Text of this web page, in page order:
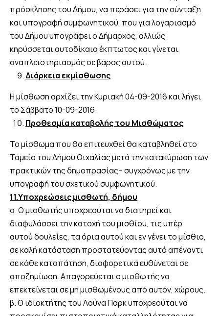
πρόσκλησης του Δήμου, να περάσει για την σύνταξη
και υπογραφή συμφωνητικού, που για λογαριασμό
του Δήμου υπογράφει ο Δήμαρχος, αλλιώς
κηρύσσεται αυτοδίκαια έκπτωτος και γίνεται
αναπλειστηριασμός σε βάρος αυτού.
Διάρκεια εκμίσθωσης
Η μίσθωση αρχίζει την Κυριακή 04-09-2016 και λήγει
το Σάββατο 10-09-2016.
Προθεσμία καταβολής του Μισθώματος
Το μίσθωμα που θα επιτευχθεί θα καταβληθεί στο
Ταμείο του Δήμου Οιχαλίας μετά την κατακύρωση των
πρακτικών της δημοπρασίας– συγχρόνως με την
υπογραφή του σχετικού συμφωνητικού.
11.Υποχρεώσεις μισθωτή, δήμου
α. Ο μισθωτής υποχρεούται να διατηρεί και
διαφυλάσσει την κατοχή του μισθίου, τις υπέρ
αυτού δουλείες, τα όρια αυτού και εν γένει το μίσθιο,
σε καλή κατάσταση προστατεύοντας αυτό απέναντι
σε κάθε καταπάτηση, διαφορετικά ευθύνεται σε
αποζημίωση. Απαγορεύεται ο μισθωτής να
επεκτείνεται σε μη μισθωμένους από αυτόν, χώρους.
β. Ο ιδιοκτήτης του Λούνα Παρκ υποχρεούται να